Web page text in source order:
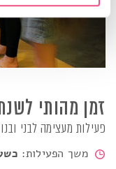
זמן מהותי
פעילות מעצימה לבני
משך הפעילות: